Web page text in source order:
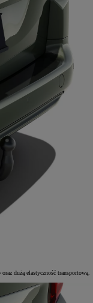
dużą elastyczność transportową.